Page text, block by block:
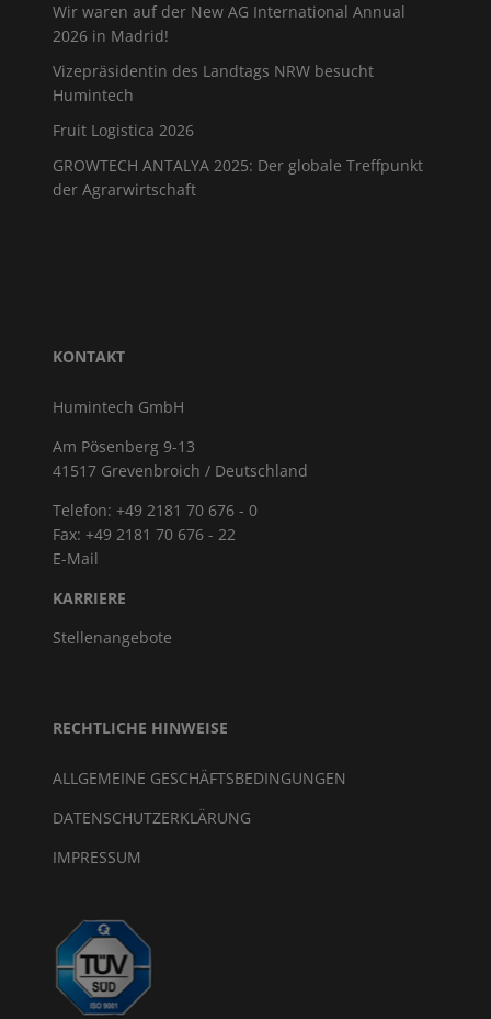
Wir waren auf der New AG International Annual
2026 in Madrid!
Vizepräsidentin des Landtags NRW besucht
Humintech
Fruit Logistica 2026
GROWTECH ANTALYA 2025: Der globale Treffpunkt
der Agrarwirtschaft
KONTAKT
Humintech GmbH
Am Pösenberg 9-13
41517 Grevenbroich / Deutschland
Telefon: +49 2181 70 676 - 0
Fax: +49 2181 70 676 - 22
E-Mail
KARRIERE
Stellenangebote
RECHTLICHE HINWEISE
ALLGEMEINE GESCHÄFTSBEDINGUNGEN
DATENSCHUTZERKLÄRUNG
IMPRESSUM